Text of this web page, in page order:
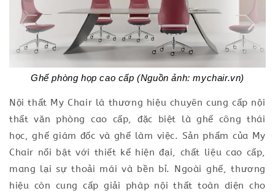
Ghế phòng họp cao cấp (Nguồn ảnh: mychair.vn)
Nội thất My Chair là thương hiệu chuyên cung cấp nội
thất văn phòng cao cấp, đặc biệt là ghế công thái
học, ghế giám đốc và ghế làm việc. Sản phẩm của My
Chair nổi bật với thiết kế hiện đại, chất liệu cao cấp,
mang lại sự thoải mái và bền bỉ. Ngoài ghế, thương
hiệu còn cung cấp giải pháp nội thất toàn diện cho